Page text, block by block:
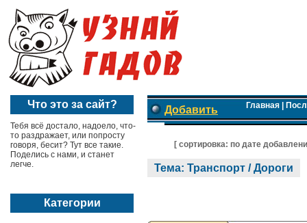
Что это за сайт?
Тебя всё достало, надоело, что-
то раздражает, или попросту
говоря, бесит? Тут все такие.
Поделись с нами, и станет
легче.
Категории
Добавить Главная|
[ cортировка: по дате
Тема: Транспорт / Дороги